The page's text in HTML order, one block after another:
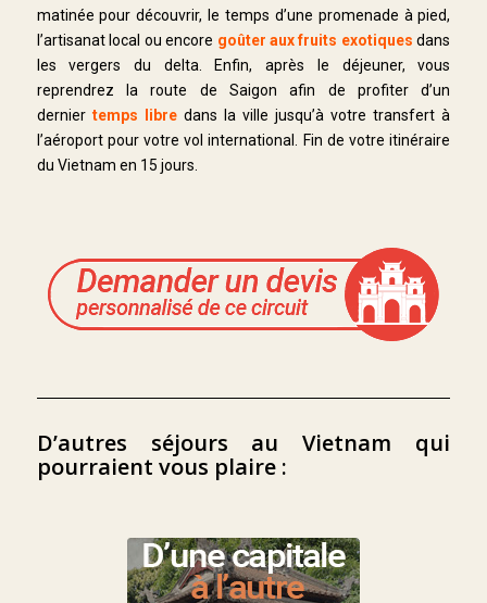
matinée pour découvrir, le temps d’une promenade à pied,
l’artisanat local ou encore goûter aux fruits exotiques dans
les vergers du delta. Enfin, après le déjeuner, vous
reprendrez la route de Saigon afin de profiter d’un
dernier temps libredans la ville jusqu’à votre transfert à
l’aéroport pour votre vol international. Fin de votre itinéraire
du Vietnam en 15 jours.
D’autres séjours au Vietnam qui
pourraient vous plaire :